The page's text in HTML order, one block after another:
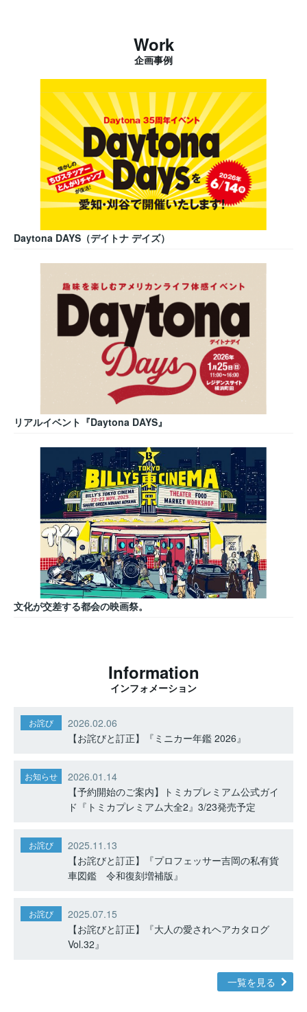
Work
企画事例
Daytona DAYS（デイトナ デイズ）
リアルイベント『Daytona DAYS』
文化が交差する都会の映画祭。
Information
インフォメーション
お詫び
2026.02.06
【お詫びと訂正】『ミニカー年鑑 2026』
お知らせ
2026.01.14
【予約開始のご案内】トミカプレミアム公式ガイ
ド『トミカプレミアム大全2』3/23発売予定
お詫び
2025.11.13
【お詫びと訂正】『プロフェッサー吉岡の私有貨
車図鑑 令和復刻増補版』
お詫び
2025.07.15
【お詫びと訂正】『大人の愛されヘアカタログ
Vol.32』
一覧を見る